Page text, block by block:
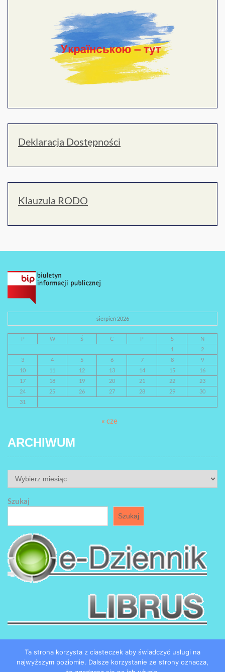
Deklaracja Dostępności
Klauzula RODO
sierpień 2026
P W Ś C P S
N
1
2
3
4 5 6 7 8
9
10
11 12 13 14 15
16
17
18 19 20 21 22
23
24
25 26 27 28 29
30
31
« cze
ARCHIWUM
ARCHIWUM
Szukaj
Szukaj
Ta strona korzysta z ciasteczek aby świadczyć usługi na
najwyższym poziomie. Dalsze korzystanie ze strony oznacza,